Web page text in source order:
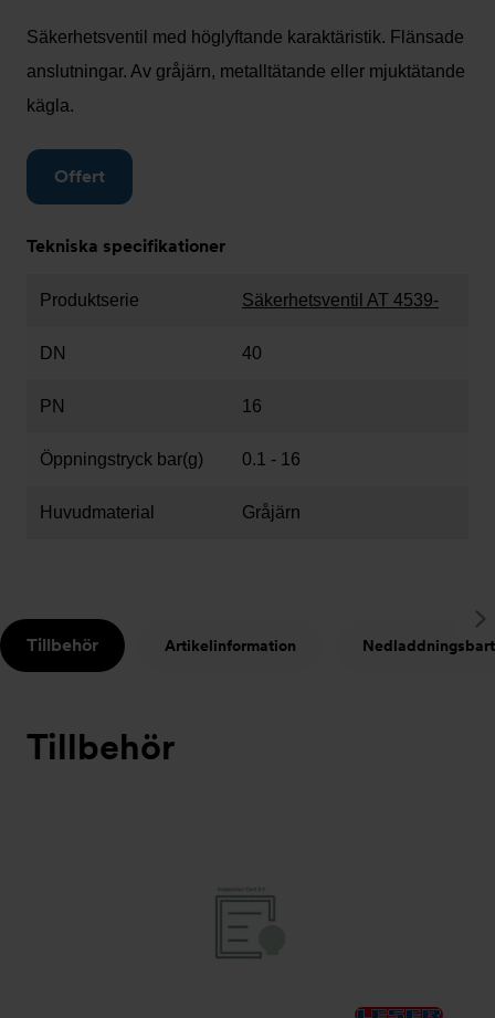
Säkerhetsventil med höglyftande karaktäristik. Flänsade
anslutningar. Av gråjärn, metalltätande eller mjuktätande
kägla.
Offert
Tekniska specifikationer
Produktserie Säkerhetsventil AT 4539-
DN 40
PN 16
Öppningstryck bar(g) 0.1 - 16
Huvudmaterial Gråjärn
Tillbehör Artikelinformation Nedladdningsbart
Tillbehör